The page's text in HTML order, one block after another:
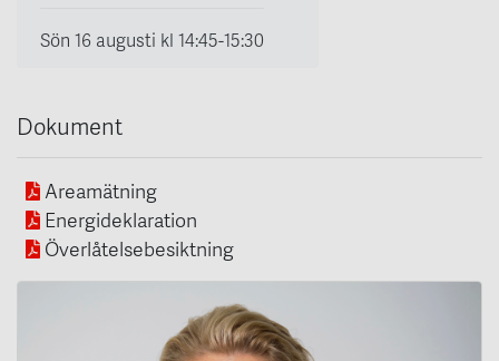
Sön 16 augusti kl 14:45-15:30
Dokument
Areamätning
Energideklaration
Överlåtelsebesiktning